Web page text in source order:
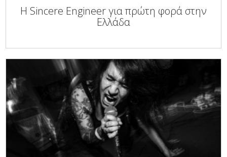
Η Sincere Engineer για πρώτη φορά στην
Ελλάδα